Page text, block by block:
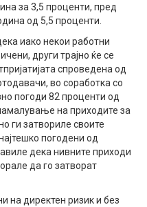
за 3,5 проценти, пред
од 5,5 проценти.
иако некои работни
други траjно ќе се
спроведена од
во соработка со
погоди 82 проценти од
на приходите за
ги затвориле своите
погодени од
дека нивните приходи
да го затворат
на директен ризик и без